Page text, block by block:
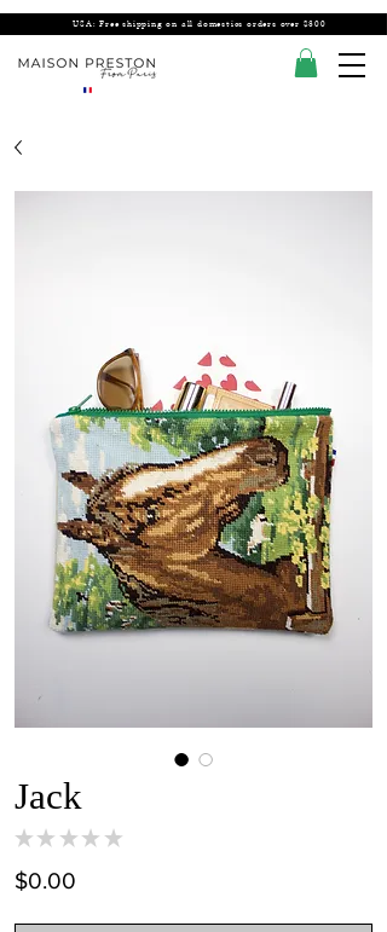
USA: Free shipping on all domestics orders over $300
Jack
★ ★ ★ ★ ★
$0.00